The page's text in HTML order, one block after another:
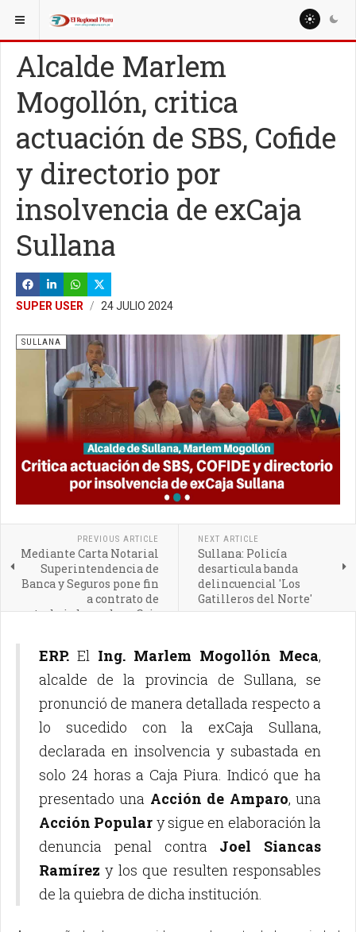
ESTÁ AQUÍ: LOCALES
Alcalde Marlem
Mogollón, critica
actuación de SBS, Cofide
y directorio por
insolvencia de exCaja
Sullana
SUPER USER 24 JULIO 2024
SULLANA
PREVIOUS ARTICLE
Mediante Carta Notarial
Superintendencia de
Banca y Seguros pone fin
a contrato de
trabajadores de exCaja
NEXT ARTICLE
Sullana: Policía
desarticula banda
delincuencial 'Los
Gatilleros del Norte'
ERP. El Ing. Marlem Mogollón Meca,
alcalde de la provincia de Sullana, se
pronunció de manera detallada respecto a
lo sucedido con la exCaja Sullana,
declarada en insolvencia y subastada en
solo 24 horas a Caja Piura. Indicó que ha
presentado una Acción de Amparo, una
Acción Popular y sigue en elaboración la
denuncia penal contraJoel Siancas
Ramírez y los que resulten responsables
de la quiebra de dicha institución.